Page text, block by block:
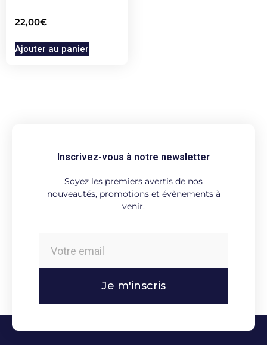
22,00€
Ajouter au panier
Inscrivez-vous à notre newsletter
Soyez les premiers avertis de nos
nouveautés, promotions et évènements à
venir.
Je m'inscris